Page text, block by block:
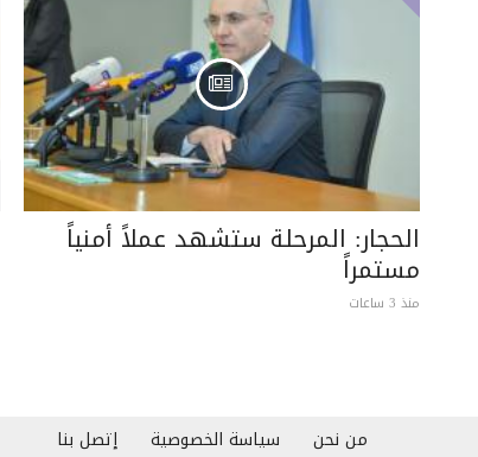
الحجار: المرحلة ستشهد عملاً أمنياً
مستمراً
منذ 3 ساعات
من نحن سياسة الخصوصية إتصل بنا